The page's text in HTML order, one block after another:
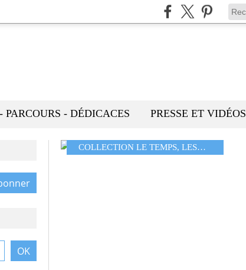
PARCOURS - DÉDICACES PRESSE ET VIDÉOS
COLLECTION LE TEMPS, LESCOLLAGESDEMMAMESSANA